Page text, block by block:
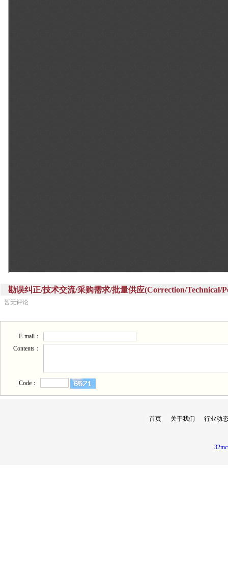
勘误纠正/技术交流/采购需求/批量供应(Correction/Technical/
暂无评论
E-mail：
Contents：
Code：
首页 关于我们 行业动态